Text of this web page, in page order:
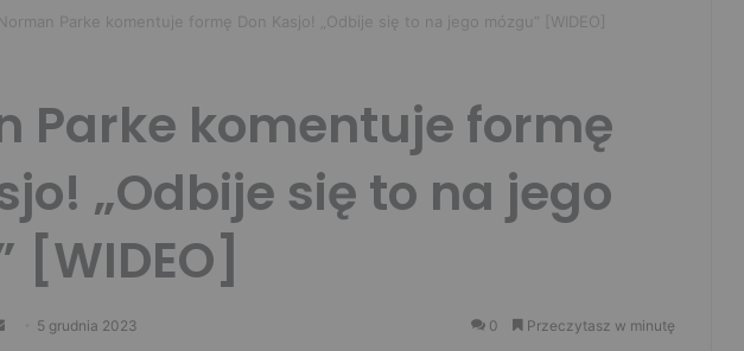
Norman Parke komentuje formę Don Kasjo! „Odbije się to na jego mózgu” [WIDEO]
Parke komentuje formę
„Odbije się to na jego
[WIDEO]
Send 5 grudnia 2023 0 Przeczytasz w minutę